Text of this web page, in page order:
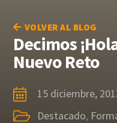
VOLVER AL BLOG
Decimos
Nuevo Reto
15 diciembre,
Destacado,